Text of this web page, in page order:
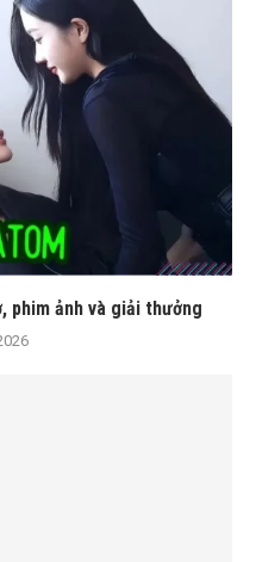
phim ảnh và giải thưởng